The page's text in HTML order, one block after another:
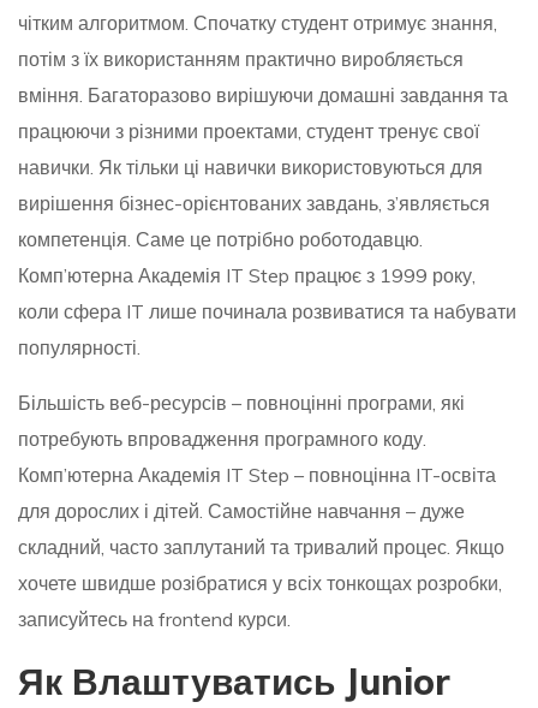
чітким алгоритмом. Спочатку студент отримує знання,
потім з їх використанням практично виробляється
вміння. Багаторазово вирішуючи домашні завдання та
працюючи з різними проектами, студент тренує свої
навички. Як тільки ці навички використовуються для
вирішення бізнес-орієнтованих завдань, з’являється
компетенція. Саме це потрібно роботодавцю.
Комп’ютерна Академія IT Step працює з 1999 року,
коли сфера IT лише починала розвиватися та набувати
популярності.
Більшість веб-ресурсів – повноцінні програми, які
потребують впровадження програмного коду.
Комп’ютерна Академія IT Step – повноцінна IT-освіта
для дорослих і дітей. Самостійне навчання – дуже
складний, часто заплутаний та тривалий процес. Якщо
хочете швидше розібратися у всіх тонкощах розробки,
записуйтесь на frontend курси.
Як Влаштуватись Junior